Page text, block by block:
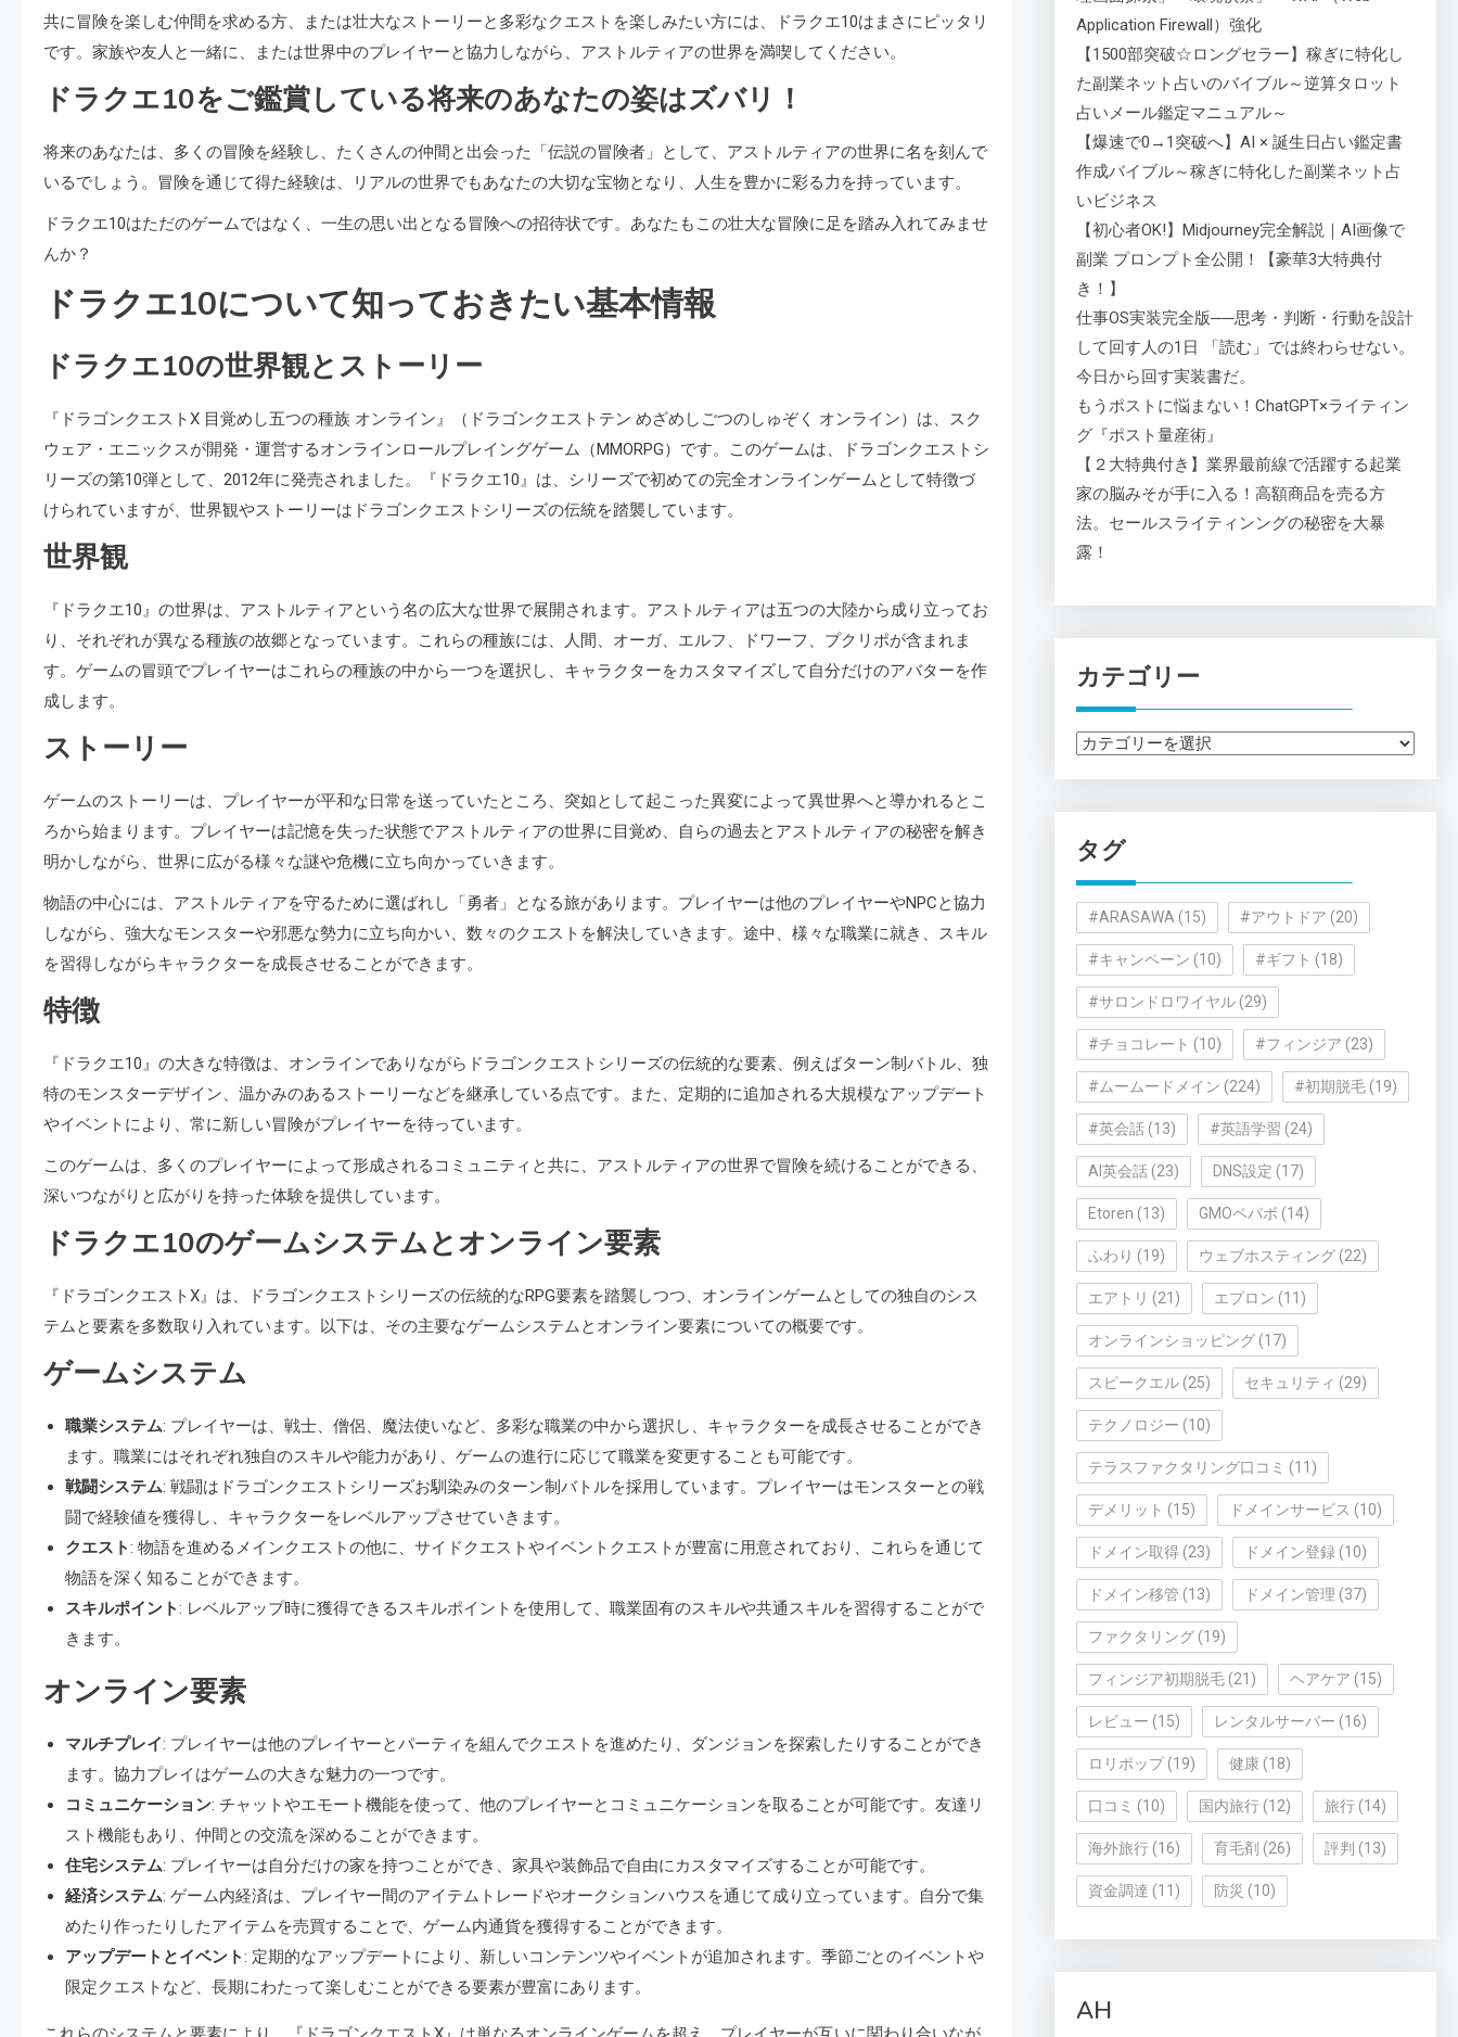
共に冒険を楽しむ仲間を求める方、または壮大なストーリーと多彩なクエストを楽しみたい方には、ドラクエ10はまさにピッタリ
です。家族や友人と一緒に、または世界中のプレイヤーと協力しながら、アストルティアの世界を満喫してください。
ドラクエ10をご鑑賞している将来のあなたの姿はズバリ！
将来のあなたは、多くの冒険を経験し、たくさんの仲間と出会った「伝説の冒険者」として、アストルティアの世界に名を刻んで
いるでしょう。冒険を通じて得た経験は、リアルの世界でもあなたの大切な宝物となり、人生を豊かに彩る力を持っています。
ドラクエ10はただのゲームではなく、一生の思い出となる冒険への招待状です。あなたもこの壮大な冒険に足を踏み入れてみませ
んか？
ドラクエ10について知っておきたい基本情報
ドラクエ10の世界観とストーリー
『ドラゴンクエストX 目覚めし五つの種族 オンライン』（ドラゴンクエストテン めざめしごつのしゅぞく オンライン）は、スク
ウェア・エニックスが開発・運営するオンラインロールプレイングゲーム（MMORPG）です。このゲームは、ドラゴンクエストシ
リーズの第10弾として、2012年に発売されました。『ドラクエ10』は、シリーズで初めての完全オンラインゲームとして特徴づ
けられていますが、世界観やストーリーはドラゴンクエストシリーズの伝統を踏襲しています。
世界観
『ドラクエ10』の世界は、アストルティアという名の広大な世界で展開されます。アストルティアは五つの大陸から成り立ってお
り、それぞれが異なる種族の故郷となっています。これらの種族には、人間、オーガ、エルフ、ドワーフ、プクリポが含まれま
す。ゲームの冒頭でプレイヤーはこれらの種族の中から一つを選択し、キャラクターをカスタマイズして自分だけのアバターを作
成します。
ストーリー
ゲームのストーリーは、プレイヤーが平和な日常を送っていたところ、突如として起こった異変によって異世界へと導かれるとこ
ろから始まります。プレイヤーは記憶を失った状態でアストルティアの世界に目覚め、自らの過去とアストルティアの秘密を解き
明かしながら、世界に広がる様々な謎や危機に立ち向かっていきます。
物語の中心には、アストルティアを守るために選ばれし「勇者」となる旅があります。プレイヤーは他のプレイヤーやNPCと協力
しながら、強大なモンスターや邪悪な勢力に立ち向かい、数々のクエストを解決していきます。途中、様々な職業に就き、スキル
を習得しながらキャラクターを成長させることができます。
特徴
『ドラクエ10』の大きな特徴は、オンラインでありながらドラゴンクエストシリーズの伝統的な要素、例えばターン制バトル、独
特のモンスターデザイン、温かみのあるストーリーなどを継承している点です。また、定期的に追加される大規模なアップデート
やイベントにより、常に新しい冒険がプレイヤーを待っています。
このゲームは、多くのプレイヤーによって形成されるコミュニティと共に、アストルティアの世界で冒険を続けることができる、
深いつながりと広がりを持った体験を提供しています。
ドラクエ10のゲームシステムとオンライン要素
『ドラゴンクエストX』は、ドラゴンクエストシリーズの伝統的なRPG要素を踏襲しつつ、オンラインゲームとしての独自のシス
テムと要素を多数取り入れています。以下は、その主要なゲームシステムとオンライン要素についての概要です。
ゲームシステム
職業システム: プレイヤーは、戦士、僧侶、魔法使いなど、多彩な職業の中から選択し、キャラクターを成長させることができ
ます。職業にはそれぞれ独自のスキルや能力があり、ゲームの進行に応じて職業を変更することも可能です。
戦闘システム: 戦闘はドラゴンクエストシリーズお馴染みのターン制バトルを採用しています。プレイヤーはモンスターとの戦
闘で経験値を獲得し、キャラクターをレベルアップさせていきます。
クエスト: 物語を進めるメインクエストの他に、サイドクエストやイベントクエストが豊富に用意されており、これらを通じて
物語を深く知ることができます。
スキルポイント: レベルアップ時に獲得できるスキルポイントを使用して、職業固有のスキルや共通スキルを習得することがで
きます。
オンライン要素
マルチプレイ: プレイヤーは他のプレイヤーとパーティを組んでクエストを進めたり、ダンジョンを探索したりすることができ
ます。協力プレイはゲームの大きな魅力の一つです。
コミュニケーション: チャットやエモート機能を使って、他のプレイヤーとコミュニケーションを取ることが可能です。友達リ
スト機能もあり、仲間との交流を深めることができます。
住宅システム: プレイヤーは自分だけの家を持つことができ、家具や装飾品で自由にカスタマイズすることが可能です。
経済システム: ゲーム内経済は、プレイヤー間のアイテムトレードやオークションハウスを通じて成り立っています。自分で集
めたり作ったりしたアイテムを売買することで、ゲーム内通貨を獲得することができます。
アップデートとイベント: 定期的なアップデートにより、新しいコンテンツやイベントが追加されます。季節ごとのイベントや
限定クエストなど、長期にわたって楽しむことができる要素が豊富にあります。
Application Firewall）強化
【1500部突破☆ロングセラー】稼ぎに特化し
た副業ネット占いのバイブル～逆算タロット
占いメール鑑定マニュアル～
【爆速で0→1突破へ】AI × 誕生日占い鑑定書
作成バイブル～稼ぎに特化した副業ネット占
いビジネス
【初心者OK!】Midjourney完全解説｜AI画像で
副業 プロンプト全公開！【豪華3大特典付
き！】
仕事OS実装完全版──思考・判断・行動を設計
して回す人の1日 「読む」では終わらせない。
今日から回す実装書だ。
もうポストに悩まない！ChatGPT×ライティン
グ『ポスト量産術』
【２大特典付き】業界最前線で活躍する起業
家の脳みそが手に入る！高額商品を売る方
法。セールスライティンングの秘密を大暴
露！
カテゴリー
カ
ー
タグ
#ARASAWA (15) #アウトドア (20)
#キャンペーン (10) #ギフト (18)
#サロンドロワイヤル(29)
#チョコレート (10) #フィンジア (23)
#ムームードメイン (224) #初期脱毛(19)
#英会話(13) #英語学習 (24)
AI英会話(23) DNS設定 (17)
Etoren (13) GMOペパボ (14)
ふわり (19) ウェブホスティング(22)
エアトリ (21) エプロン (11)
オンラインショッピング(17)
スピークエル(25) セキュリティ (29)
テクノロジー (10)
テラスファクタリング口コミ (11)
デメリット (15) ドメインサービス (10)
ドメイン取得(23) ドメイン登録 (10)
ドメイン移管 (13) ドメイン管理 (37)
ファクタリング(19)
フィンジア初期脱毛(21) ヘアケア (15)
レビュー (15) レンタルサーバー (16)
ロリポップ(19) 健康(18)
口コミ (10) 国内旅行(12) 旅行(14)
海外旅行(16) 育毛剤 (26) 評判 (13)
資金調達 (11) 防災 (10)
AH